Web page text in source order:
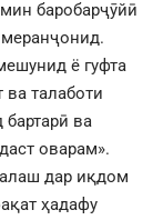
баробарҷӯйӣ
меранҷонид.
ё гуфта
талаботи
ва
оварам».
дар иқдом
ҳадафу